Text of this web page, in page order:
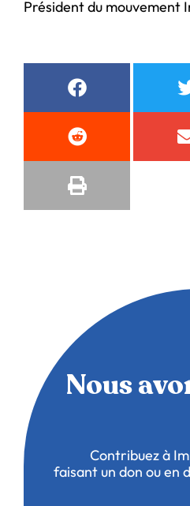
Président du mouvement
Nous
Contribuez à
faisant un don ou en